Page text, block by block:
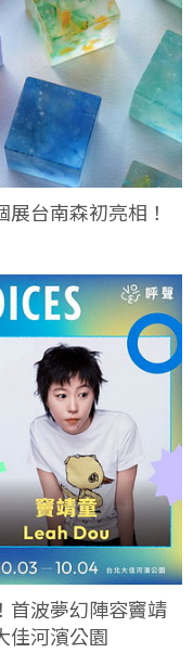
台南森初亮相！
首波夢幻陣容竇靖
佳河濱公園